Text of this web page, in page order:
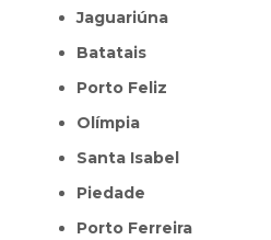
Jaguariúna
Batatais
Porto Feliz
Olímpia
Santa Isabel
Piedade
Porto Ferreira